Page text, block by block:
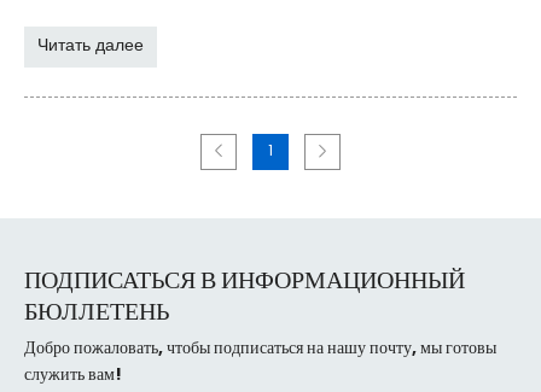
Читать далее
1
ПОДПИСАТЬСЯ В ИНФОРМАЦИОННЫЙ
БЮЛЛЕТЕНЬ
Добро пожаловать, чтобы подписаться на нашу почту, мы готовы
служить вам!